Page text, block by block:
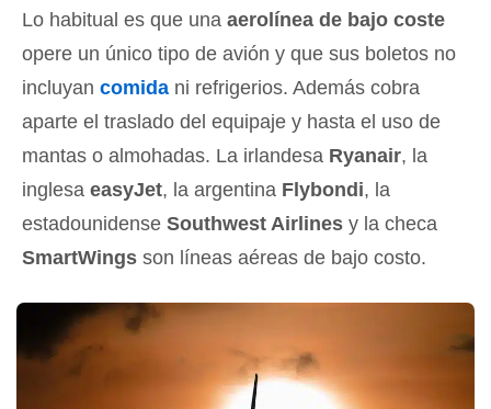
Lo habitual es que una aerolínea de bajo coste
opere un único tipo de avión y que sus boletos no
incluyan comida ni refrigerios. Además cobra
aparte el traslado del equipaje y hasta el uso de
mantas o almohadas. La irlandesa Ryanair, la
inglesa easyJet, la argentina Flybondi, la
estadounidense Southwest Airlines y la checa
SmartWings son líneas aéreas de bajo costo.